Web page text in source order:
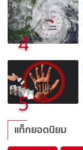
4
5
แท็กยอดนิยม